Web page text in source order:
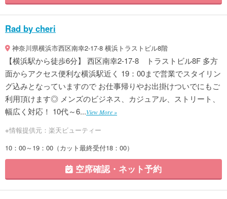
Rad by cheri
神奈川県横浜市西区南幸2-17-8 横浜トラストビル8階
【横浜駅から徒歩6分】 西区南幸2-17-8 トラストビル8F 多方
面からアクセス便利な横浜駅近く 19：00まで営業でスタイリン
グ込みとなっていますので お仕事帰りやお出掛けついでにもご
利用頂けます◎ メンズのビジネス、カジュアル、ストリート、
幅広く対応！ 10代～6...View More »
※情報提供元：楽天ビューティー
10：00～19：00（カット最終受付18：00）
空席確認・ネット予約